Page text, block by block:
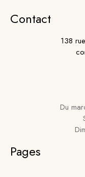
Contact
138
Du
Pages